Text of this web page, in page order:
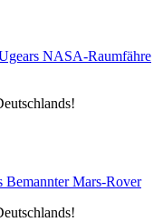
NASA-Raumfähre
Bemannter Mars-Rover